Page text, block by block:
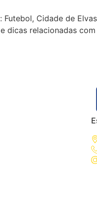
Futebol, Cidade de
dicas relacionadas